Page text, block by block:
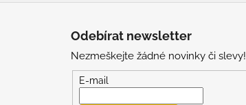
Odebírat newsletter
Nezmeškejte žádné novinky či slevy!
E-mail